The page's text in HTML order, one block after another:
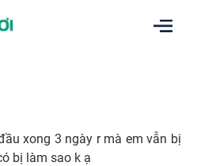
xong 3 ngày r mà em vẫn bị
bị làm sao k ạ